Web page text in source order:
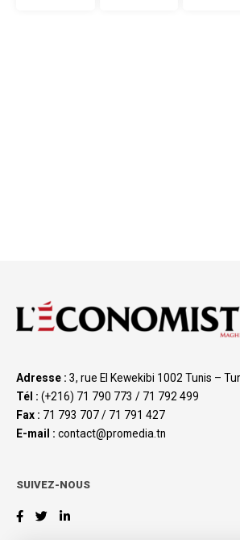
Adresse : 3, rue El Kewekibi 1002 Tunis –
Tél : (+216) 71 790 773 / 71 792 499
Fax : 71 793 707 / 71 791 427
E-mail : contact@promedia.tn
SUIVEZ-NOUS